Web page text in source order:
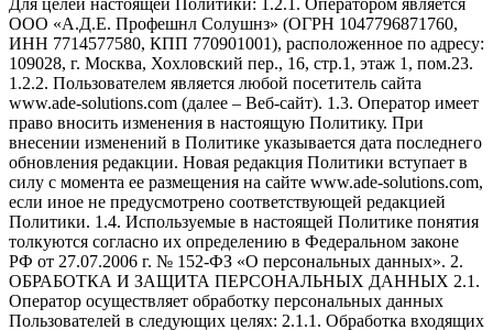
ООО «А.Д.Е. Профешнл Солушнз» (ОГРН 1047796871760,
ИНН 7714577580, КПП 770901001), расположенное по адресу:
109028, г. Москва, Хохловский пер., 16, стр.1, этаж 1, пом.23.
1.2.2. Пользователем является любой посетитель сайта
www.ade-solutions.com (далее – Веб-сайт). 1.3. Оператор имеет
право вносить изменения в настоящую Политику. При
внесении изменений в Политике указывается дата последнего
обновления редакции. Новая редакция Политики вступает в
силу с момента ее размещения на сайте www.ade-solutions.com,
если иное не предусмотрено соответствующей редакцией
Политики. 1.4. Используемые в настоящей Политике понятия
толкуются согласно их определению в Федеральном законе
РФ от 27.07.2006 г. № 152-ФЗ «О персональных данных». 2.
ОБРАБОТКА И ЗАЩИТА ПЕРСОНАЛЬНЫХ ДАННЫХ 2.1.
Оператор осуществляет обработку персональных данных
Пользователей в следующих целях: 2.1.1. Обработка входящих